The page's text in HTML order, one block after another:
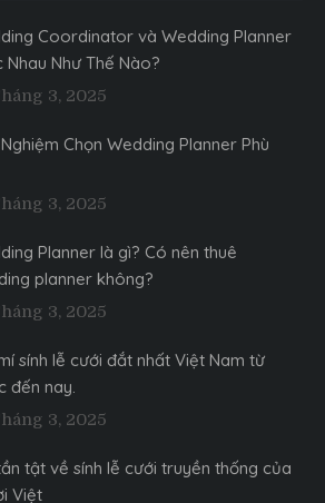
Coordinator và Wedding Planner
Nhau Như Thế Nào?
3, 2025
Chọn Wedding Planner Phù
3, 2025
Planner là gì? Có nên thuê
planner không?
3, 2025
sính lễ cưới đắt nhất Việt Nam từ
đến nay.
3, 2025
tật về sính lễ cưới truyền thống của
Việt